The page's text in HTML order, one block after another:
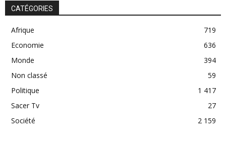
CATÉGORIES
Afrique
719
Economie
636
Monde
394
Non classé
59
Politique
1 417
Sacer Tv
27
Société
2 159